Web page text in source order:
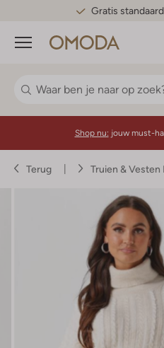
Gratis
Menu
Shop nu: jouw must-
Terug Truien & Vesten